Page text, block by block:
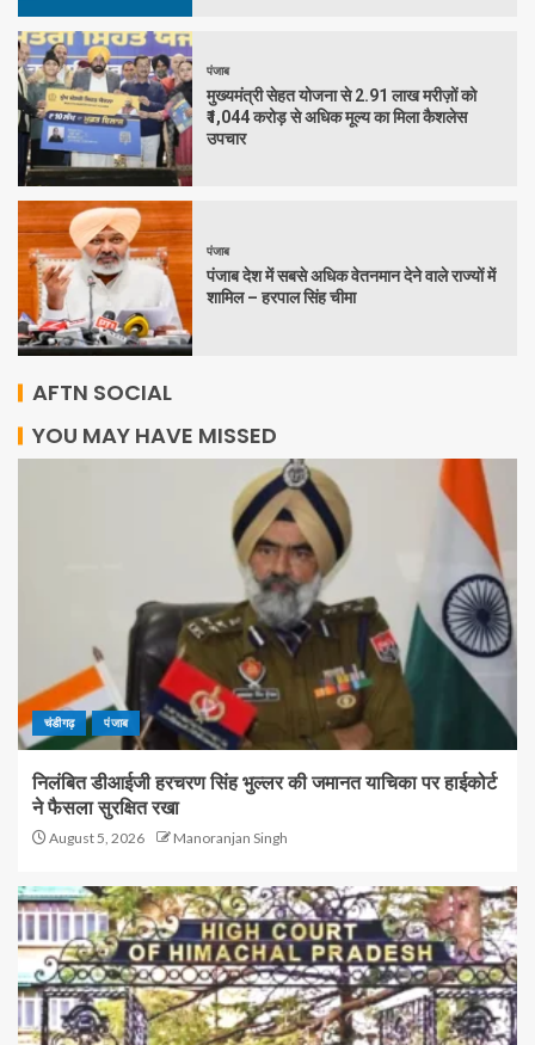
पंजाब
मुख्यमंत्री सेहत योजना से 2.91 लाख मरीज़ों को
₹1,044 करोड़ से अधिक मूल्य का मिला कैशलेस
उपचार
पंजाब
पंजाब देश में सबसे अधिक वेतनमान देने वाले राज्यों में
शामिल – हरपाल सिंह चीमा
AFTN SOCIAL
YOU MAY HAVE MISSED
चंडीगढ़ पंजाब
निलंबित डीआईजी हरचरण सिंह भुल्लर की जमानत याचिका पर हाईकोर्ट
ने फैसला सुरक्षित रखा
August 5, 2026 Manoranjan Singh